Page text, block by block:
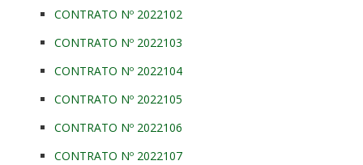
CONTRATO Nº 2022102
CONTRATO Nº 2022103
CONTRATO Nº 2022104
CONTRATO Nº 2022105
CONTRATO Nº 2022106
CONTRATO Nº 2022107